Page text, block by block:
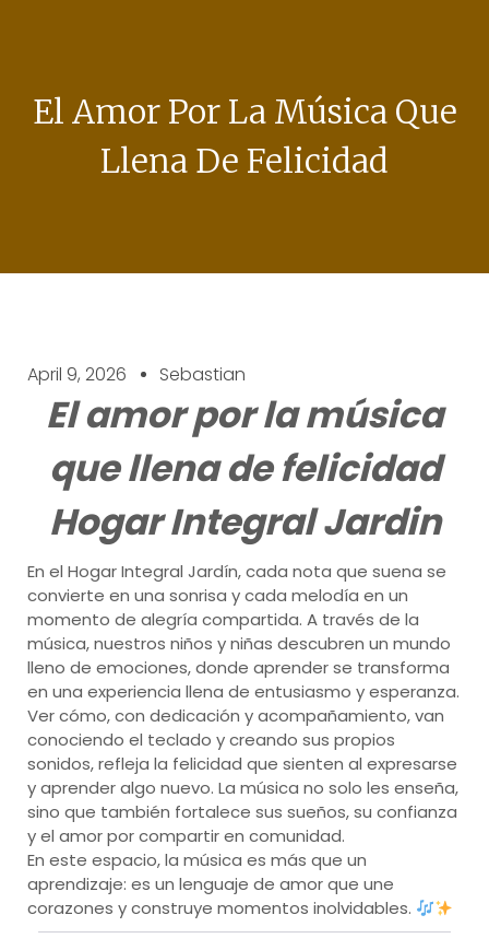
El Amor Por La Música Que
Llena De Felicidad
April 9, 2026 Sebastian
El amor por la música
que llena de felicidad
Hogar Integral Jardin
En el Hogar Integral Jardín, cada nota que suena se
convierte en una sonrisa y cada melodía en un
momento de alegría compartida. A través de la
música, nuestros niños y niñas descubren un mundo
lleno de emociones, donde aprender se transforma
en una experiencia llena de entusiasmo y esperanza.
Ver cómo, con dedicación y acompañamiento, van
conociendo el teclado y creando sus propios
sonidos, refleja la felicidad que sienten al expresarse
y aprender algo nuevo. La música no solo les enseña,
sino que también fortalece sus sueños, su confianza
y el amor por compartir en comunidad.
En este espacio, la música es más que un
aprendizaje: es un lenguaje de amor que une
corazones y construye momentos inolvidables.